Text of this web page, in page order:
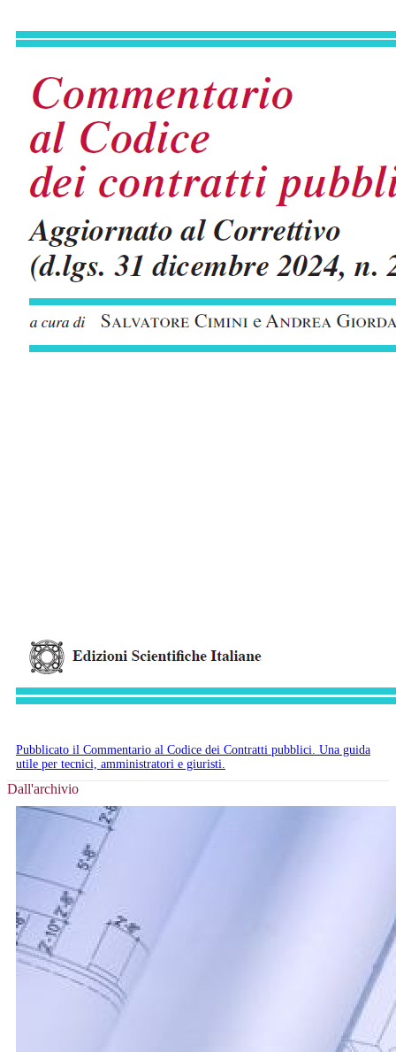
Pubblicato il Commentario al Codice dei Contratti pubblici. Una guida
utile per tecnici, amministratori e giuristi.
Dall'archivio